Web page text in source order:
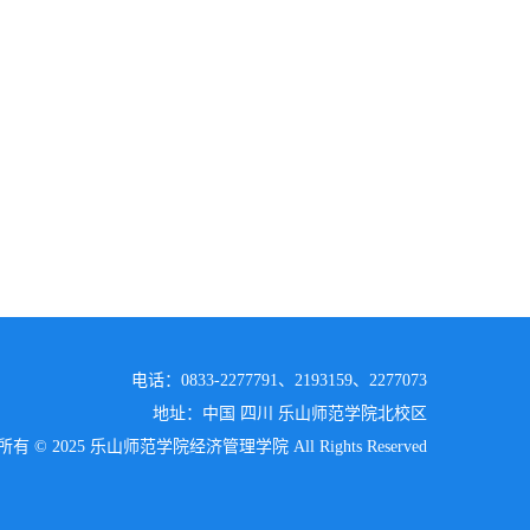
电话：0833-2277791、2193159、2277073
地址：中国 四川 乐山师范学院北校区
有 © 2025 乐山师范学院经济管理学院 All Rights Reserved